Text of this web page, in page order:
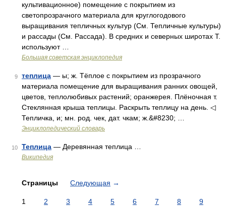
культивационное) помещение с покрытием из
светопрозрачного материала для круглогодового
выращивания тепличных культур (См. Тепличные культуры)
и рассады (См. Рассада). В средних и северных широтах Т.
используют …
Большая советская энциклопедия
9 теплица — ы; ж. Тёплое с покрытием из прозрачного
материала помещение для выращивания ранних овощей,
цветов, теплолюбивых растений; оранжерея. Плёночная т.
Стеклянная крыша теплицы. Раскрыть теплицу на день. ◁
Тепличка, и; мн. род. чек, дат. чкам; ж.&#8230; …
Энциклопедический словарь
10 Теплица — Деревянная теплица …
Википедия
Страницы Следующая →
1 2 3 4 5 6 7 8
9